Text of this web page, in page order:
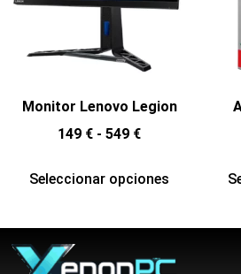
Monitor Lenovo Legion
149 € - 549 €
Seleccionar opciones